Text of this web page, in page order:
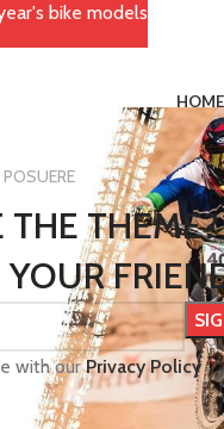
THEME?
with ourPrivacy Policy
HOME
bike models